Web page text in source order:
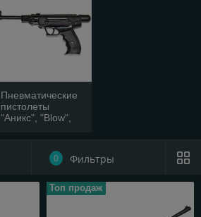
Пневматические
пистолеты
"Аникс", "Blow",
0 Фильтры
Топ продаж